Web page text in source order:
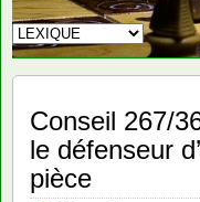
Conseil 267/
le défenseur
pièce